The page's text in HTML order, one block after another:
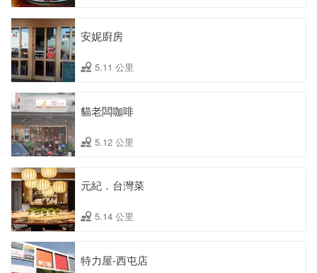
安妮廚房
5.11 公里
貓老闆咖啡
5.12 公里
元紀．台灣菜
5.14 公里
特力屋-西屯店